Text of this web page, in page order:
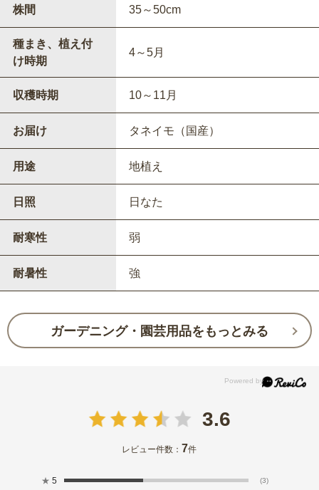
株間 35～50cm
種まき、植え付
け時期
4～5月
収穫時期 10～11月
お届け タネイモ（国産）
用途 地植え
日照 日なた
耐寒性 弱
耐暑性 強
ガーデニング・園芸用品をもっとみる
3.6
レビュー件数： 7件
★ 5 (3)